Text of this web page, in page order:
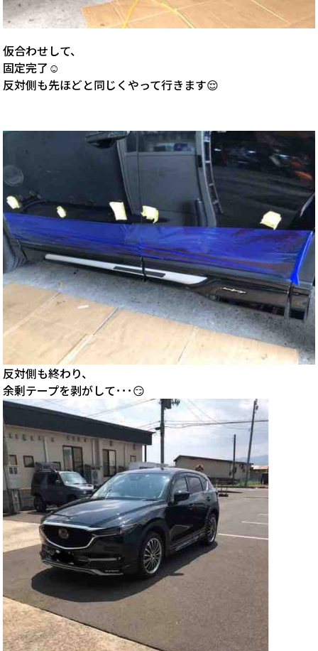
仮合わせして、
固定完了☺️
反対側も先ほどと同じくやって行きます😌
反対側も終わり、
余剰テープを剥がして･･･😏